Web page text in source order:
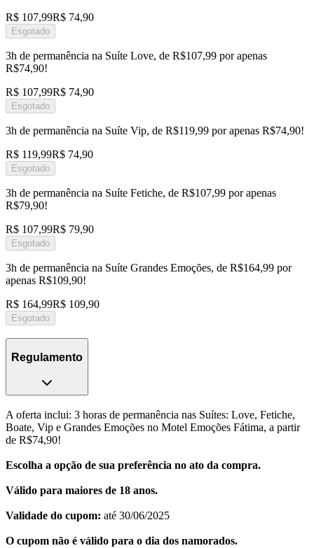
R$ 107,99R$ 74,90
Esgotado
3h de permanência na Suíte Love, de R$107,99 por apenas
R$74,90!
R$ 107,99R$ 74,90
Esgotado
3h de permanência na Suíte Vip, de R$119,99 por apenas R$74,90!
R$ 119,99R$ 74,90
Esgotado
3h de permanência na Suíte Fetiche, de R$107,99 por apenas
R$79,90!
R$ 107,99R$ 79,90
Esgotado
3h de permanência na Suíte Grandes Emoções, de R$164,99 por
apenas R$109,90!
R$ 164,99R$ 109,90
Esgotado
Regulamento
A oferta inclui: 3 horas de permanência nas Suítes: Love, Fetiche,
Boate, Vip e Grandes Emoções no Motel Emoções Fátima, a partir
de R$74,90!
Escolha a opção de sua preferência no ato da compra.
Válido para maiores de 18 anos.
Validade do cupom: até 30/06/2025
O cupom não é válido para o dia dos namorados.